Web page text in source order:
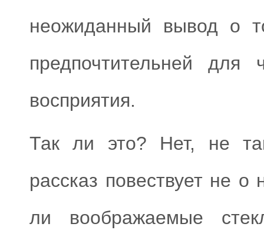
неожиданный вывод о
предпочтительней для
восприятия.
Так ли это? Нет, не
рассказ повествует не
ли воображаемые